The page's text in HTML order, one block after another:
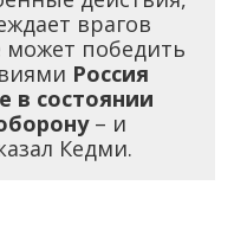
врагов
может победить
Россия
в состоянии
– и
Кедми.